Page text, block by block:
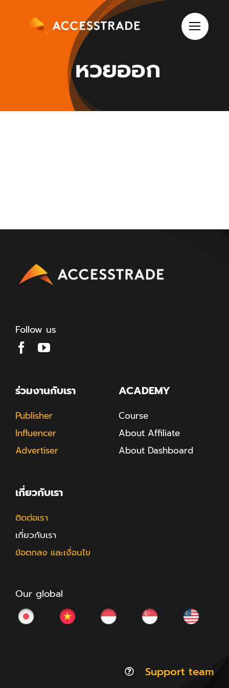
หวยออก
Follow us
ร่วมงานกับเรา
Publisher
Influencer
Advertiser
ACADEMY
Course
About Affiliate
About Dashboard
เกี่ยวกับเรา
ติดต่อเรา
เกี่ยวกับเรา
ข้อตกลง และเงื่อนไข
Our global
Support team